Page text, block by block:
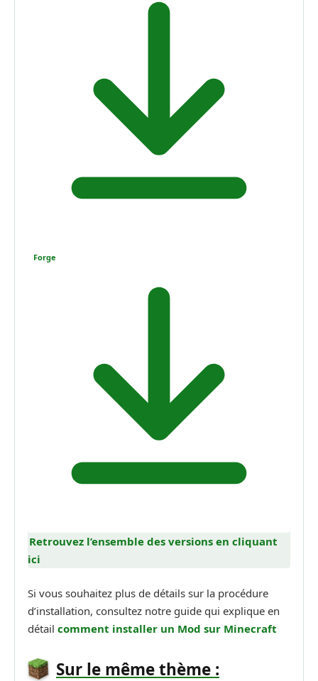
Forge
Retrouvez l’ensemble des versions en cliquant
ici
Si vous souhaitez plus de détails sur la procédure
d’installation, consultez notre guide qui explique en
détail comment installer un Mod sur Minecraft
Sur le même thème :